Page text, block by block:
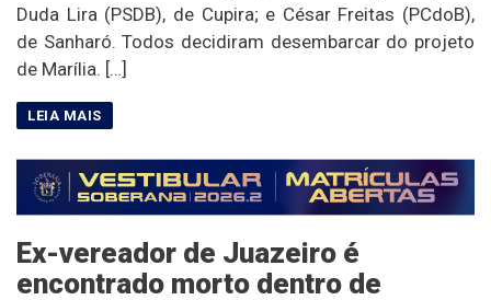
Duda Lira (PSDB), de Cupira; e César Freitas (PCdoB),
de Sanharó. Todos decidiram desembarcar do projeto
de Marília. […]
Ex-vereador de Juazeiro é
encontrado morto dentro de